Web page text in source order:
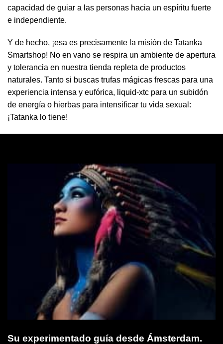
capacidad de guiar a las personas hacia un espíritu fuerte
e independiente.
Y de hecho, ¡esa es precisamente la misión de Tatanka
Smartshop! No en vano se respira un ambiente de apertura
y tolerancia en nuestra tienda repleta de productos
naturales. Tanto si buscas trufas mágicas frescas para una
experiencia intensa y eufórica, liquid-xtc para un subidón
de energía o hierbas para intensificar tu vida sexual:
¡Tatanka lo tiene!
Su experimentado guía desde Ámsterdam.